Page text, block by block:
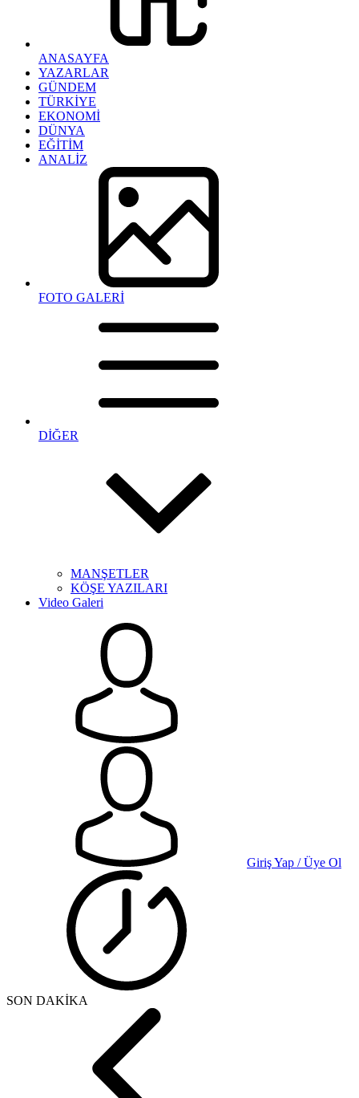
ANASAYFA
YAZARLAR
GÜNDEM
TÜRKİYE
EKONOMİ
DÜNYA
EĞİTİM
ANALİZ
FOTO GALERİ
DİĞER
MANŞETLER
KÖŞE YAZILARI
Video Galeri
Giriş Yap / Üye Ol
SON DAKİKA